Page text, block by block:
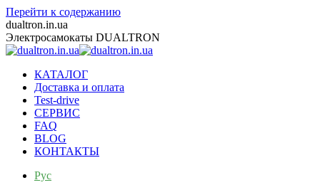
Перейти к содержанию
dualtron.in.ua
Электросамокаты DUALTRON
КАТАЛОГ
Доставка и оплата
Test-drive
СЕРВИС
FAQ
BLOG
КОНТАКТЫ
Рус